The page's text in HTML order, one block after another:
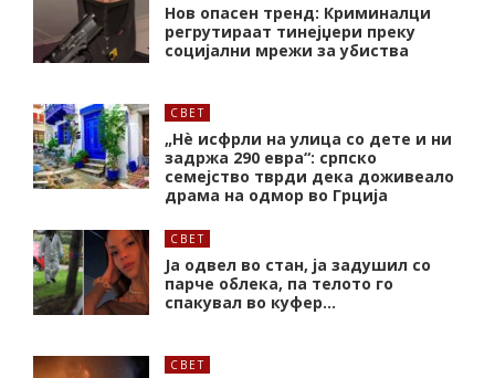
Нов опасен тренд: Криминалци
регрутираат тинејџери преку
социјални мрежи за убиства
СВЕТ
„Нѐ исфрли на улица со дете и ни
задржа 290 евра“: српско
семејство тврди дека доживеало
драма на одмор во Грција
СВЕТ
Ја одвел во стан, ја задушил со
парче облека, па телото го
спакувал во куфер…
СВЕТ